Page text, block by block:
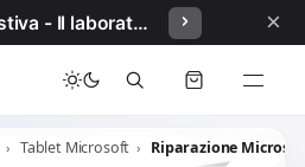
Chiusura Estiva - Il laboratorio resterà chiuso per ferie dal 29/06/2026 al 05/07/2026 compresi. ×
Tablet Microsoft Riparazione